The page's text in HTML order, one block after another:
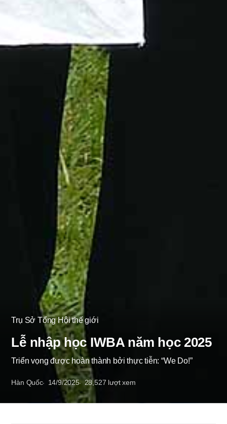
Trụ Sở Tổng Hội thế giới
Lễ nhập học IWBA năm học 2025
Triển vọng được hoàn thành bởi thực tiễn: “We Do!”
Hàn Quốc 14/9/2025 28,527 lượt xem